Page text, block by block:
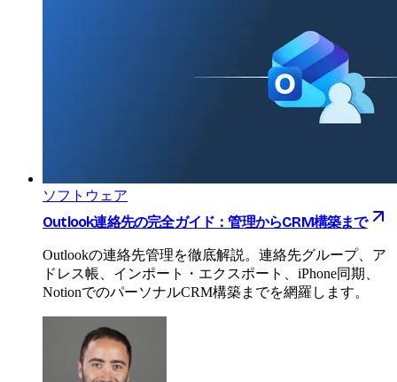
ソフトウェア
Outlook連絡先の完全ガイド：管理からCRM構築まで
Outlookの連絡先管理を徹底解説。連絡先グループ、ア
ドレス帳、インポート・エクスポート、iPhone同期、
NotionでのパーソナルCRM構築までを網羅します。